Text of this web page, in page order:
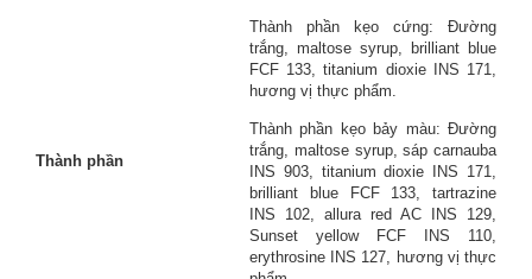
Thành phần
Thành phần kẹo cứng: Đường
trắng, maltose syrup, brilliant blue
FCF 133, titanium dioxie INS 171,
hương vị thực phẩm.
Thành phần kẹo bảy màu: Đường
trắng, maltose syrup, sáp carnauba
INS 903, titanium dioxie INS 171,
brilliant blue FCF 133, tartrazine
INS 102, allura red AC INS 129,
Sunset yellow FCF INS 110,
erythrosine INS 127, hương vị thực